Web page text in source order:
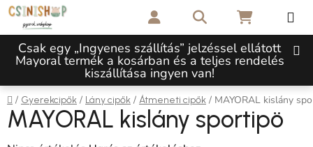
Ugrás a fő tartalomhoz
Csak egy „Ingyenes szállítás” jelzéssel ellátott
Mayoral termék a kosárban és a teljes rendelés
kiszállítása ingyen van!
KeresésKOSÁR
Kezdőlap
/ Gyerekcipők / Lány cipők / Átmeneti cipők / MAYORAL kislány
MAYORAL kislány sportipö